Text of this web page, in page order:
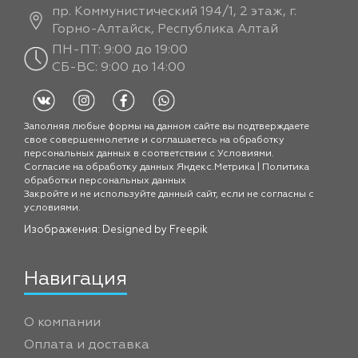
пр. Коммунистический 194/1, 2 этаж, г.
Горно-Алтайск, Республика Алтай
ПН-ПТ: 9:00 до 19:00
СБ-ВС: 9:00 до 14:00
Заполняя любые формы на данном сайте вы подтверждаете
свое совершеннолетие и соглашаетесь на обработку
персональных данных в соответствии с Условиями.
Согласие на обработку данных Яндекс.Метрика
Политика
обработки персональных данных
Закройте и не используйте данный сайт, если не согласны с
условиями.
Изображения: Designed by Freepik
Навигация
О компании
Оплата и доставка